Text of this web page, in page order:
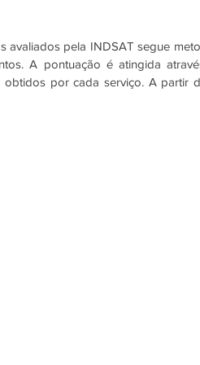
pela INDSAT segue
A pontuação é atingida
por cada serviço. A partir